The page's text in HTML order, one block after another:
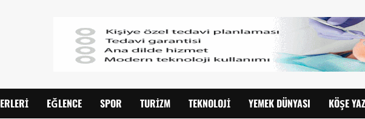
EĞLENCE SPOR TURIZM TEKNOLOJI YEMEK DÜNYASI KÖŞE